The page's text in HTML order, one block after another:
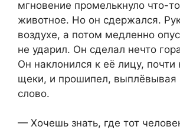
мгновение промелькнуло что-
животное. Но он сдержался.
воздухе, а потом медленно
не ударил. Он сделал нечто
Он наклонился к её лицу, почти
щеки, и прошипел, выплёвывая
слово.
— Хочешь знать, где тот